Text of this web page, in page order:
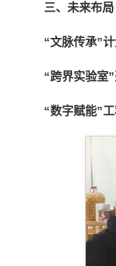
三、未来布
“文脉传承”计
“跨界实验室
“数字赋能”